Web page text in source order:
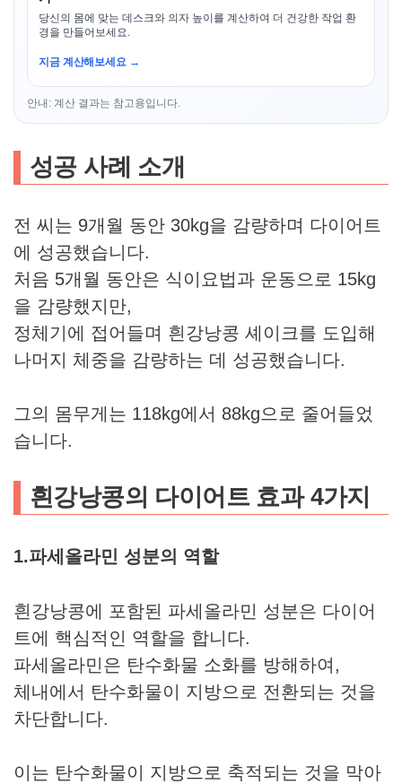
당신의 몸에 맞는 데스크와 의자 높이를 계산하여 더 건강한 작업 환
경을 만들어보세요.
지금 계산해보세요 →
안내: 계산 결과는 참고용입니다.
성공 사례 소개
전 씨는 9개월 동안 30kg을 감량하며 다이어트
에 성공했습니다.
처음 5개월 동안은 식이요법과 운동으로 15kg
을 감량했지만,
정체기에 접어들며 흰강낭콩 셰이크를 도입해
나머지 체중을 감량하는 데 성공했습니다.
그의 몸무게는 118kg에서 88kg으로 줄어들었
습니다.
흰강낭콩의 다이어트 효과 4가지
1.파세올라민 성분의 역할
흰강낭콩에 포함된 파세올라민 성분은 다이어
트에 핵심적인 역할을 합니다.
파세올라민은 탄수화물 소화를 방해하여,
체내에서 탄수화물이 지방으로 전환되는 것을
차단합니다.
이는 탄수화물이 지방으로 축적되는 것을 막아